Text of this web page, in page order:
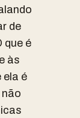
de
que é
às
ela é